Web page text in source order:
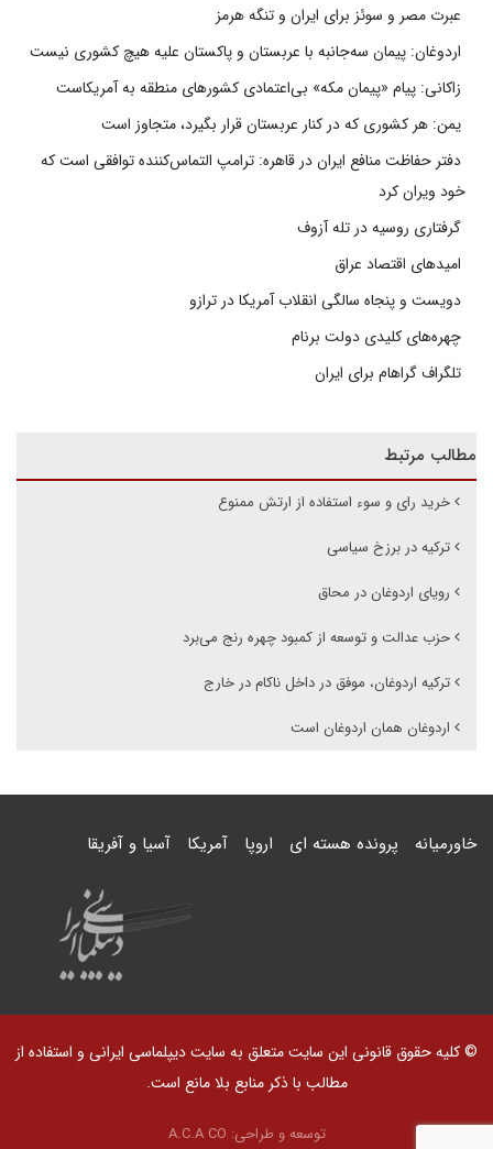
عبرت مصر و سوئز برای ایران و تنگه هرمز
اردوغان: پیمان سه‌جانبه با عربستان و پاکستان علیه هیچ کشوری نیست
زاکانی: پیام «پیمان مکه» بی‌اعتمادی کشورهای منطقه به آمریکاست
یمن: هر کشوری که در کنار عربستان قرار بگیرد، متجاوز است
دفتر حفاظت منافع ایران در قاهره: ترامپ التماس‌کننده توافقی است که
خود ویران کرد
گرفتاری روسیه در تله آزوف
امیدهای اقتصاد عراق
دویست و پنجاه سالگی انقلاب آمریکا در ترازو
چهره‌های کلیدی دولت برنام
تلگراف گراهام برای ایران
مطالب مرتبط
خرید رای و سوء استفاده از ارتش ممنوع
ترکیه در برزخ سیاسی
رویای اردوغان در محاق
حزب عدالت و توسعه از کمبود چهره رنج می‌برد
ترکیه اردوغان، موفق در داخل ناکام در خارج
اردوغان همان اردوغان است
خاورمیانه پرونده هسته ای اروپا آمریکا آسیا و آفریقا
© کلیه حقوق قانونی این سایت متعلق به سایت دیپلماسی ایرانی و استفاده از
مطالب با ذکر منابع بلا مانع است.
توسعه و طراحی: A.C.A CO